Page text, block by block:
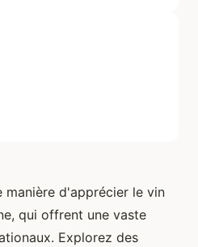
manière d'apprécier le vin
qui offrent une vaste
Explorez des